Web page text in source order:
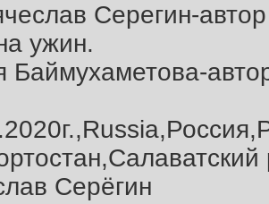
Серегин-
ужин.
Баймухаметова-
Серёгин